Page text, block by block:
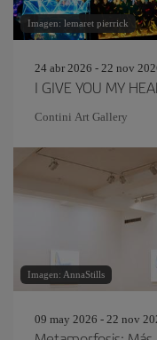
Imagen: lemaret pierrick
24 abr 2026 - 22 nov
I GIVE YOU MY
Contini Art Gallery
Imagen: AnnaStills
09 may 2026 - 22 nov